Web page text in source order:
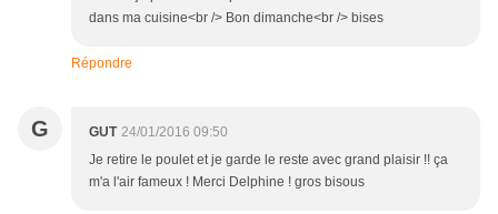
dans ma cuisine<br /> Bon dimanche<br /> bises
Répondre
G GUT 24/01/2016 09:50
Je retire le poulet et je garde le reste avec grand plaisir !! ça
m'a l'air fameux ! Merci Delphine ! gros bisous